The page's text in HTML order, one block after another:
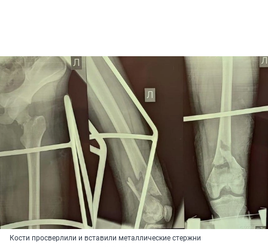
Кости просверлили и вставили металлические стержни